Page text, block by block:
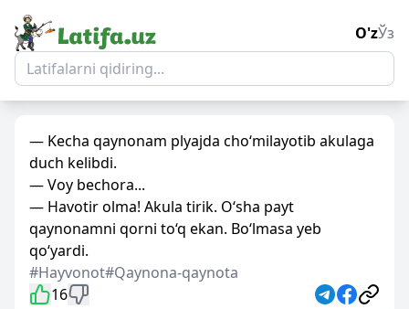
O'zЎз
— Kecha qaynonam plyajda cho‘milayotib akulaga
duch kelibdi.
— Voy bechora...
— Havotir olma! Akula tirik. O‘sha payt
qaynonamni qorni to‘q ekan. Bo‘lmasa yeb
qo‘yardi.
#Hayvonot#Qaynona-qaynota
16